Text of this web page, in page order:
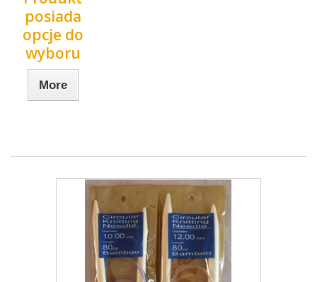
posiada
opcje do
wyboru
More